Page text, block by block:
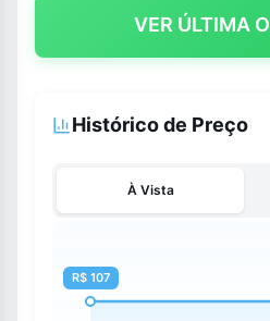
VER ÚLTIMA
Histórico de Preço
À Vista